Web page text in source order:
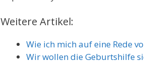
Weitere Artikel:
Wie ich mich auf eine Rede
Wir wollen die Geburtshilfe